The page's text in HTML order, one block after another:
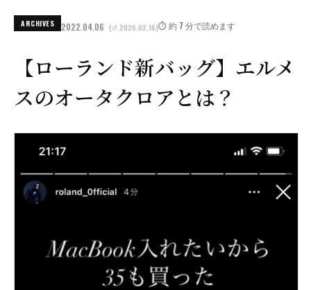
ARCHIVES 2022.04.06 (↺ 2026.02.16)⏱️ 約 7 分で読めます
【ローランド新バッグ】エルメ
スのオータクロアとは？